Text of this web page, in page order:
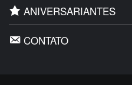
ANIVERSARIANTES
CONTATO